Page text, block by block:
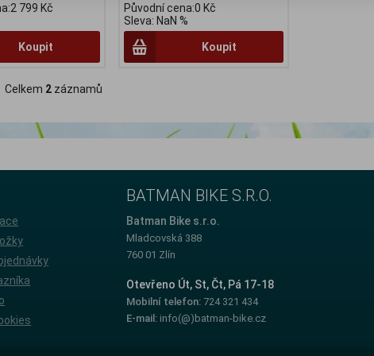
799 Kč
Koupit
Původní cena:0 Kč
Sleva: NaN %
Koupit
Celkem 2 záznamů
BATMAN BIKE S.R.O.
Batman Bike s.r.o.
Mladcovská 388
760 01 Zlín
Otevřeno Út, St, Čt, Pá 17-18
Mobilní telefon:724 321 434
E-mail: info(@)batman-bike.cz